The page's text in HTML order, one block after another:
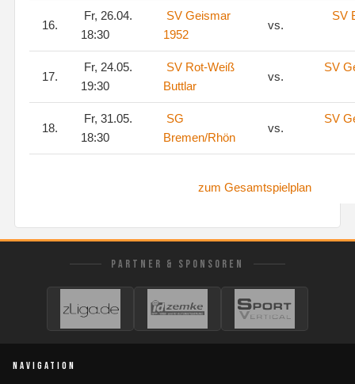
16.
Fr, 26.04.
18:30
SV Geismar
1952
vs.
SV
17.
Fr, 24.05.
19:30
SV Rot-Weiß
Buttlar
vs.
SV
18.
Fr, 31.05.
18:30
SG
Bremen/Rhön
vs.
SV
zum Gesamtspielplan
PARTNER & SPONSOREN
NAVIGATION